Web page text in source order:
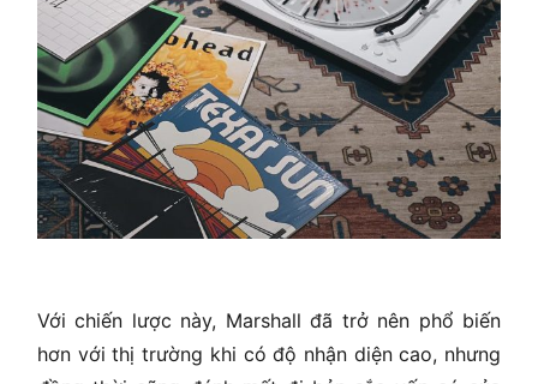
Với chiến lược này, Marshall đã trở nên phổ biến
hơn với thị trường khi có độ nhận diện cao, nhưng